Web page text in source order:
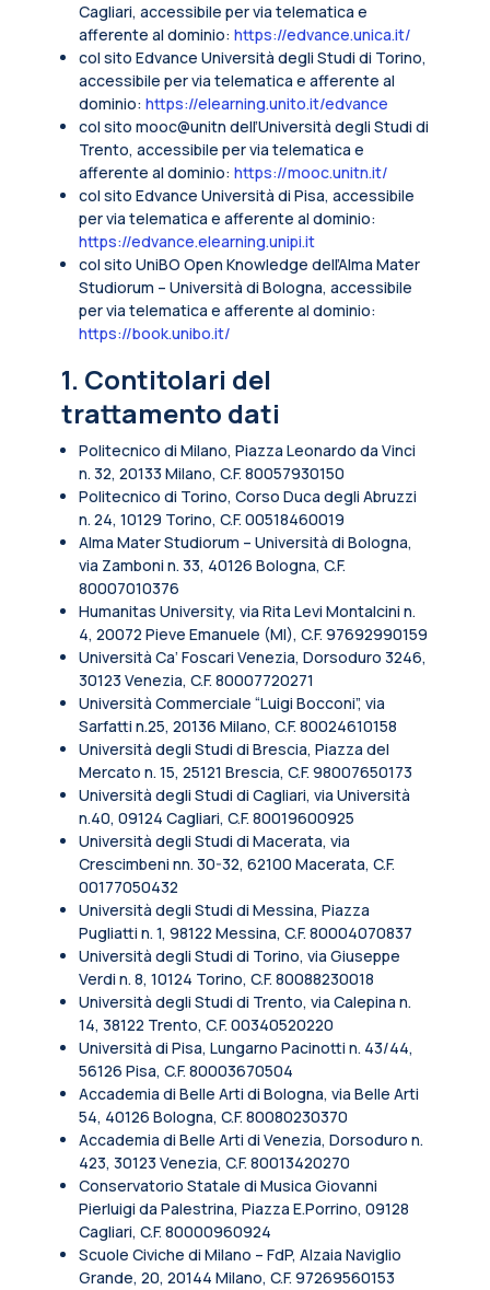
Cagliari, accessibile per via telematica e
afferente al dominio: https://edvance.unica.it/
col sito Edvance Università degli Studi di Torino,
accessibile per via telematica e afferente al
dominio: https://elearning.unito.it/edvance
col sito mooc@unitn dell’Università degli Studi di
Trento, accessibile per via telematica e
afferente al dominio: https://mooc.unitn.it/
col sito Edvance Università di Pisa, accessibile
per via telematica e afferente al dominio:
https://edvance.elearning.unipi.it
col sito UniBO Open Knowledge dell’Alma Mater
Studiorum – Università di Bologna, accessibile
per via telematica e afferente al dominio:
https://book.unibo.it/
1. Contitolari del
trattamento dati
Politecnico di Milano, Piazza Leonardo da Vinci
n. 32, 20133 Milano, C.F. 80057930150
Politecnico di Torino, Corso Duca degli Abruzzi
n. 24, 10129 Torino, C.F. 00518460019
Alma Mater Studiorum – Università di Bologna,
via Zamboni n. 33, 40126 Bologna, C.F.
80007010376
Humanitas University, via Rita Levi Montalcini n.
4, 20072 Pieve Emanuele (MI), C.F. 97692990159
Università Ca’ Foscari Venezia, Dorsoduro 3246,
30123 Venezia, C.F. 80007720271
Università Commerciale “Luigi Bocconi”, via
Sarfatti n.25, 20136 Milano, C.F. 80024610158
Università degli Studi di Brescia, Piazza del
Mercato n. 15, 25121 Brescia, C.F. 98007650173
Università degli Studi di Cagliari, via Università
n.40, 09124 Cagliari, C.F. 80019600925
Università degli Studi di Macerata, via
Crescimbeni nn. 30-32, 62100 Macerata, C.F.
00177050432
Università degli Studi di Messina, Piazza
Pugliatti n. 1, 98122 Messina, C.F. 80004070837
Università degli Studi di Torino, via Giuseppe
Verdi n. 8, 10124 Torino, C.F. 80088230018
Università degli Studi di Trento, via Calepina n.
14, 38122 Trento, C.F. 00340520220
Università di Pisa, Lungarno Pacinotti n. 43/44,
56126 Pisa, C.F. 80003670504
Accademia di Belle Arti di Bologna, via Belle Arti
54, 40126 Bologna, C.F. 80080230370
Accademia di Belle Arti di Venezia, Dorsoduro n.
423, 30123 Venezia, C.F. 80013420270
Conservatorio Statale di Musica Giovanni
Pierluigi da Palestrina, Piazza E.Porrino, 09128
Cagliari, C.F. 80000960924
Scuole Civiche di Milano – FdP, Alzaia Naviglio
Grande, 20, 20144 Milano, C.F. 97269560153